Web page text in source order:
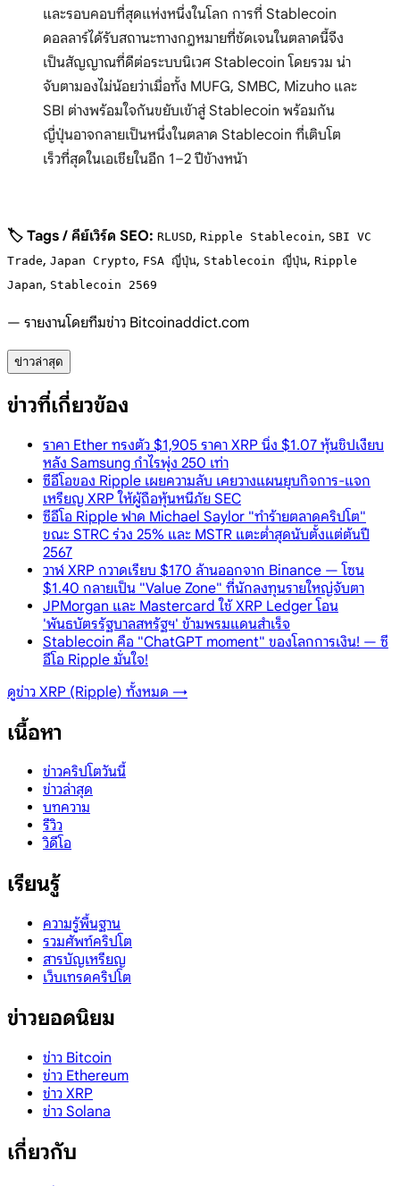
และรอบคอบที่สุดแห่งหนึ่งในโลก การที่ Stablecoin
ดอลลาร์ได้รับสถานะทางกฎหมายที่ชัดเจนในตลาดนี้จึง
เป็นสัญญาณที่ดีต่อระบบนิเวศ Stablecoin โดยรวม น่า
จับตามองไม่น้อยว่าเมื่อทั้ง MUFG, SMBC, Mizuho และ
SBI ต่างพร้อมใจกันขยับเข้าสู่ Stablecoin พร้อมกัน
ญี่ปุ่นอาจกลายเป็นหนึ่งในตลาด Stablecoin ที่เติบโต
เร็วที่สุดในเอเชียในอีก 1–2 ปีข้างหน้า
🏷️ Tags / คีย์เวิร์ด SEO: RLUSD, Ripple Stablecoin, SBI VC
Trade, Japan Crypto, FSA ญี่ปุ่น, Stablecoin ญี่ปุ่น, Ripple
Japan, Stablecoin 2569
— รายงานโดยทีมข่าว Bitcoinaddict.com
ข่าวล่าสุด
ข่าวที่เกี่ยวข้อง
ราคา Ether ทรงตัว $1,905 ราคา XRP นิ่ง $1.07 หุ้นชิปเงียบ
หลัง Samsung กำไรพุ่ง 250 เท่า
ซีอีโอของ Ripple เผยความลับ เคยวางแผนยุบกิจการ-แจก
เหรียญ XRP ให้ผู้ถือหุ้นหนีภัย SEC
ซีอีโอ Ripple ฟาด Michael Saylor "ทำร้ายตลาดคริปโต"
ขณะ STRC ร่วง 25% และ MSTR แตะต่ำสุดนับตั้งแต่ต้นปี
2567
วาฬ XRP กวาดเรียบ $170 ล้านออกจาก Binance — โซน
$1.40 กลายเป็น "Value Zone" ที่นักลงทุนรายใหญ่จับตา
JPMorgan และ Mastercard ใช้ XRP Ledger โอน
'พันธบัตรรัฐบาลสหรัฐฯ' ข้ามพรมแดนสำเร็จ
Stablecoin คือ "ChatGPT moment" ของโลกการเงิน! — ซี
อีโอ Ripple มั่นใจ!
ดูข่าว XRP (Ripple) ทั้งหมด →
เนื้อหา
ข่าวคริปโตวันนี้
ข่าวล่าสุด
บทความ
รีวิว
วิดีโอ
เรียนรู้
ความรู้พื้นฐาน
รวมศัพท์คริปโต
สารบัญเหรียญ
เว็บเทรดคริปโต
ข่าวยอดนิยม
ข่าว Bitcoin
ข่าว Ethereum
ข่าว XRP
ข่าว Solana
เกี่ยวกับ